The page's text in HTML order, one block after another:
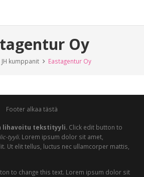
Oy
JH kumppanit Eastagentur Oy
Footer alkaa tästä
lihavoitu tekstityyli.Click edit button to
tyyli. Lorem ipsum dolor sit amet,
Ut elit tellus, luctus nec ullamcorper mattis,
to change this text. Lorem ipsum dolor sit